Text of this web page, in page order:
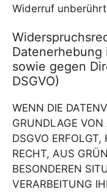
Widerruf
Datenerhebung
sowie gegen
DSGVO)
WENN DIE
GRUNDLAGE VON
DSGVO ERFOLGT,
RECHT, AUS
BESONDEREN
VERARBEITUNG